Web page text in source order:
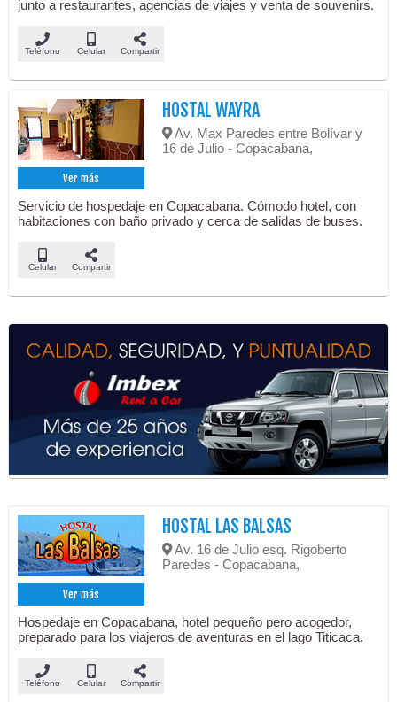
junto a restaurantes, agencias de viajes y venta de souvenirs.
Teléfono Celular Compartir
Ver más
HOSTAL WAYRA
Av. Max Paredes entre Bolívar y
16 de Julio - Copacabana,
Servicio de hospedaje en Copacabana. Cómodo hotel, con
habitaciones con baño privado y cerca de salidas de buses.
Celular Compartir
Ver más
HOSTAL LAS BALSAS
Av. 16 de Julio esq. Rigoberto
Paredes - Copacabana,
Hospedaje en Copacabana, hotel pequeño pero acogedor,
preparado para los viajeros de aventuras en el lago Titicaca.
Teléfono Celular Compartir